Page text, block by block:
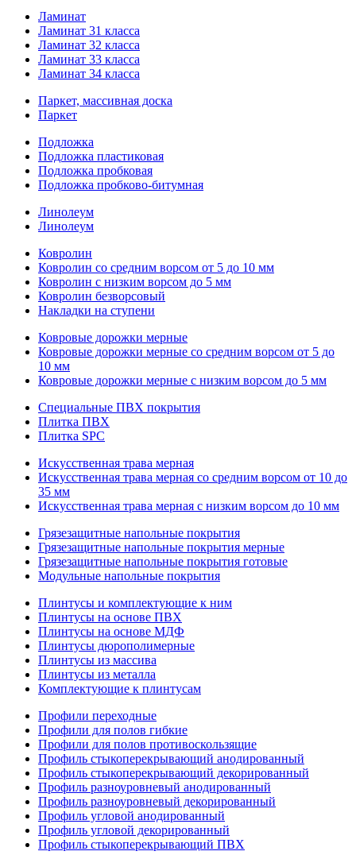
Ламинат
Ламинат 31 класса
Ламинат 32 класса
Ламинат 33 класса
Ламинат 34 класса
Паркет, массивная доска
Паркет
Подложка
Подложка пластиковая
Подложка пробковая
Подложка пробково-битумная
Линолеум
Линолеум
Ковролин
Ковролин со средним ворсом от 5 до 10 мм
Ковролин с низким ворсом до 5 мм
Ковролин безворсовый
Накладки на ступени
Ковровые дорожки мерные
Ковровые дорожки мерные со средним ворсом от 5 до
10 мм
Ковровые дорожки мерные с низким ворсом до 5 мм
Специальные ПВХ покрытия
Плитка ПВХ
Плитка SPC
Искуccтвенная трава мерная
Искусственная трава мерная со средним ворсом от 10 до
35 мм
Искусственная трава мерная с низким ворсом до 10 мм
Грязезащитные напольные покрытия
Грязезащитные напольные покрытия мерные
Грязезащитные напольные покрытия готовые
Модульные напольные покрытия
Плинтусы и комплектующие к ним
Плинтусы на основе ПВХ
Плинтусы на основе МДФ
Плинтусы дюрополимерные
Плинтусы из массива
Плинтусы из металла
Комплектующие к плинтусам
Профили переходные
Профили для полов гибкие
Профили для полов противоскользящие
Профиль стыкоперекрывающий анодированный
Профиль стыкоперекрывающий декорированный
Профиль разноуровневый анодированный
Профиль разноуровневый декорированный
Профиль угловой анодированный
Профиль угловой декорированный
Профиль стыкоперекрывающий ПВХ